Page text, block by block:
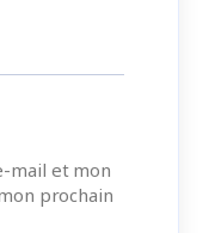
mail et mon
prochain